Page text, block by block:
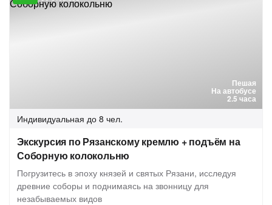
Пешая
На автобусе
2.5 часа
Индивидуальная до 8 чел.
Экскурсия по Рязанскому кремлю + подъём на
Соборную колокольню
Погрузитесь в эпоху князей и святых Рязани, исследуя
древние соборы и поднимаясь на звонницу для
незабываемых видов